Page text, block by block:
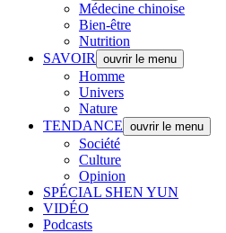
Médecine chinoise
Bien-être
Nutrition
SAVOIR
ouvrir le menu
Homme
Univers
Nature
TENDANCE ouvrir le menu
Société
Culture
Opinion
SPÉCIAL SHEN YUN
VIDÉO
Podcasts